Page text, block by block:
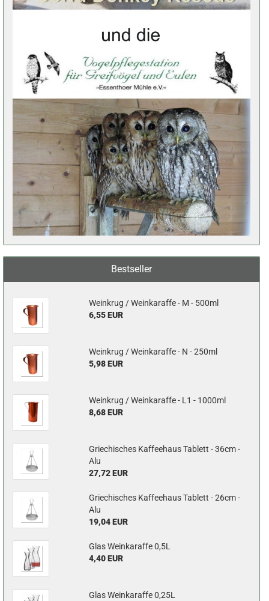
Bestseller
Weinkrug / Weinkaraffe - M - 500ml
6,55 EUR
Weinkrug / Weinkaraffe - N - 250ml
5,98 EUR
Weinkrug / Weinkaraffe - L1 - 1000ml
8,68 EUR
Griechisches Kaffeehaus Tablett - 36cm -
Alu
27,72 EUR
Griechisches Kaffeehaus Tablett - 26cm -
Alu
19,04 EUR
Glas Weinkaraffe 0,5L
4,40 EUR
Glas Weinkaraffe 0,25L